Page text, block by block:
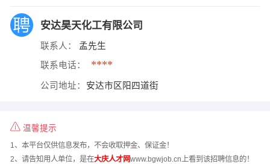
安达昊天化工有限公司
联系人： 孟先生
联系电话： ****
公司地址： 安达市区阳四道街
温馨提示
1、本平台仅供信息发布，不会收取押金、保证金！
2、请告知用人单位，是在大庆人才网www.bgwjob.cn上看到该招聘信息的！